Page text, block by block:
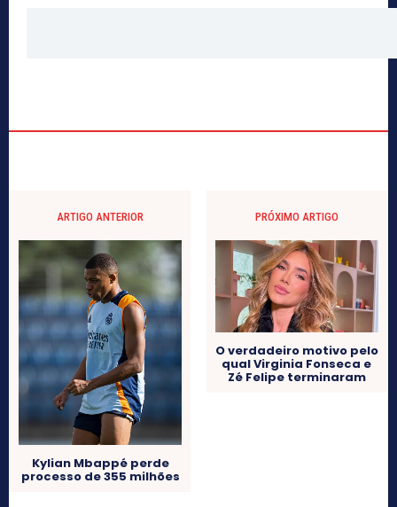
ARTIGO ANTERIOR
Kylian Mbappé perde
processo de 355 milhões
PRÓXIMO ARTIGO
O verdadeiro motivo pelo
qual Virginia Fonseca e
Zé Felipe terminaram